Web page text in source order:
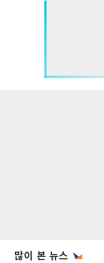
많이 본 뉴스